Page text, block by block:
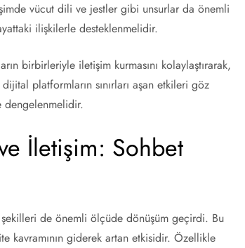
vücut dili ve jestler gibi unsurlar da önemli
ilişkilerle desteklenmelidir.
birbirleriyle iletişim kurmasını kolaylaştırarak,
platformların sınırları aşan etkileri göz
dengelenmelidir.
İletişim: Sohbet
de önemli ölçüde dönüşüm geçirdi. Bu
kavramının giderek artan etkisidir. Özellikle